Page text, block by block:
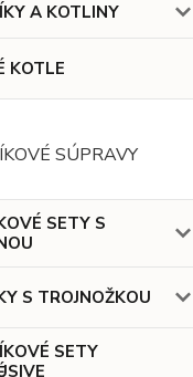
A KOTLINY
KOTLE
SÚPRAVY
SETY S
S TROJNOŽKOU
SETY